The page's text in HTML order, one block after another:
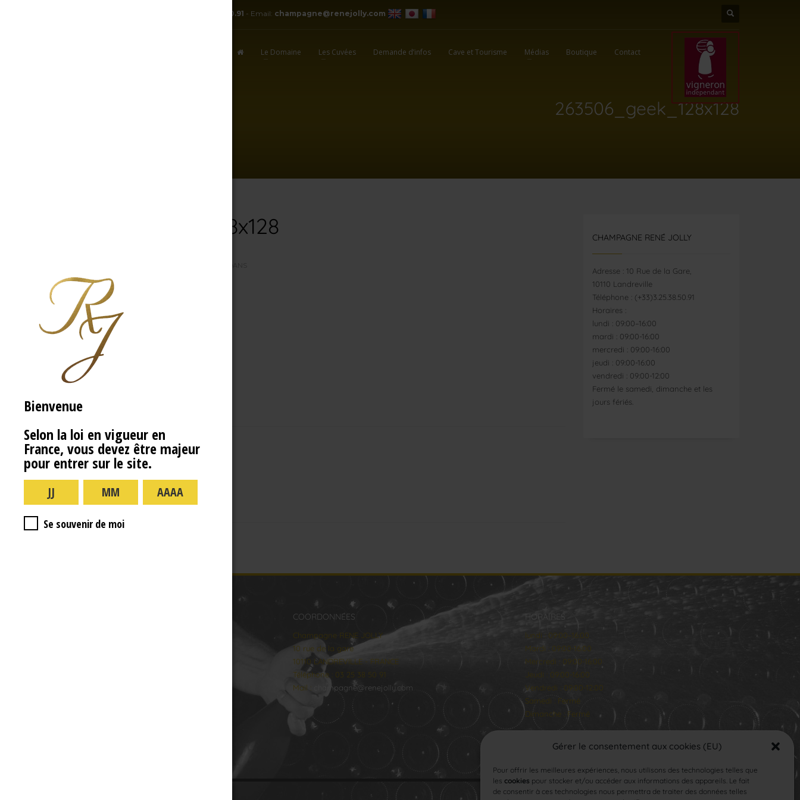
Gérer le consentement aux cookies (EU)
Pour offrir les meilleures expériences, nous utilisons des technologies telles que
les cookies pour stocker et/ou accéder aux informations des appareils. Le fait
de consentir à ces technologies nous permettra de traiter des données telles
+ 33.3.25.38.50.91 - Email: champagne@renejolly.com
Le Domaine Les Cuvées Demande d’infos Cave et Tourisme Médias Boutique Contact
263506_geek_128x128
263506_geek_128x128
A PROPOSR.J
CHAMPAGNE RENÉ JOLLY
Adresse : 10 Rue de la Gare,
10110 Landreville
Téléphone : (+33)3.25.38.50.91
Horaires :
lundi : 09:00–16:00
mardi : 09:00-16:00
mercredi : 09:00-16:00
jeudi : 09:00-16:00
vendredi : 09:00-12:00
Fermé le samedi, dimanche et les
jours fériés.
COORDONNÉES
Champagne RENE JOLLY
10 rue de la gare
10110 LANDREVILLE - FRANCE
Téléphone : 03 25 38 50 91
Mail :
champagne@renejolly.com
HORAIRES
lundi : 09:00–16:00
Mardi : 09:00-16:00
Mercredi : 09:00-16:00
Jeudi : 09:00-16:00
Vendredi : 09:00-12:00
Samedi : Fermé
Dimanche : Fermé
Bienvenue
Selon la loi en vigueur en
France, vous devez être majeur
pour entrer sur le site.
Se souvenir de moi